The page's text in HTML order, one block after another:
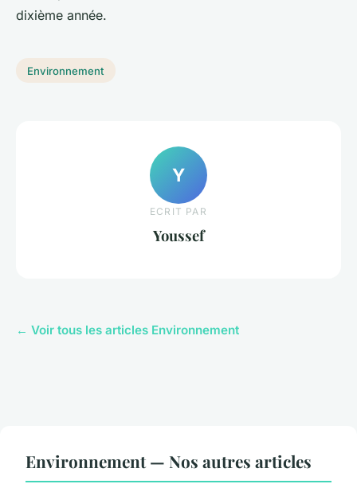
dixième année.
Environnement
Y
ECRIT PAR
Youssef
← Voir tous les articles Environnement
Environnement — Nos autres articles